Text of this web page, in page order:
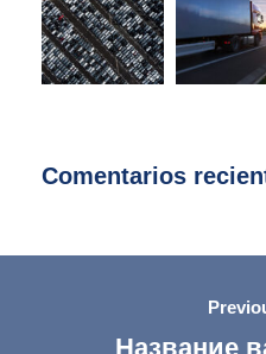
Comentarios
Название